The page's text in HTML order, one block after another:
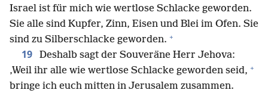
Israel ist für mich wie wertlose Schlacke geworden.
Sie alle sind Kupfer, Zinn, Eisen und Blei im Ofen. Sie
sind zu Silberschlacke geworden. +
19
Deshalb sagt der Souveräne Herr Jehova:
‚Weil ihr alle wie wertlose Schlacke geworden seid, +
bringe ich euch mitten in Jerusalem zusammen.